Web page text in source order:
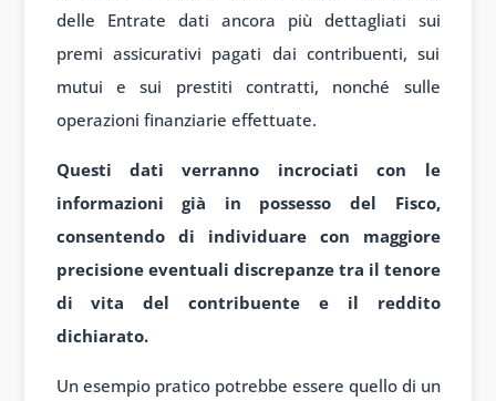
delle Entrate dati ancora più dettagliati sui
premi assicurativi pagati dai contribuenti, sui
mutui e sui prestiti contratti, nonché sulle
operazioni finanziarie effettuate.
Questi dati verranno incrociati con le
informazioni già in possesso del Fisco,
consentendo di individuare con maggiore
precisione eventuali discrepanze tra il tenore
di vita del contribuente e il reddito
dichiarato.
Un esempio pratico potrebbe essere quello di un